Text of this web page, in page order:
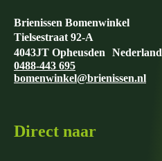
Brienissen Bomenwinkel
Tielsestraat 92-A
4043JT Opheusden Nederland
0488-443 695
bomenwinkel@brienissen.nl
Direct naar